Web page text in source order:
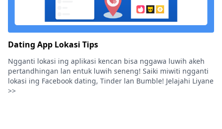
Dating App Lokasi Tips
Ngganti lokasi ing aplikasi kencan bisa nggawa luwih akeh
pertandhingan lan entuk luwih seneng! Saiki miwiti ngganti
lokasi ing Facebook dating, Tinder lan Bumble! Jelajahi Liyane
>>